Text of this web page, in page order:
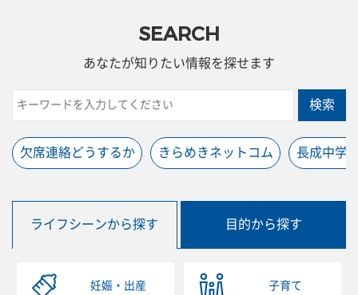
SEARCH
あなたが知りたい情報を探せます
検索
欠席連絡どうするか きらめきネットコム 長成中学
ライフシーンから探す 目的から探す
妊娠・出産 子育て